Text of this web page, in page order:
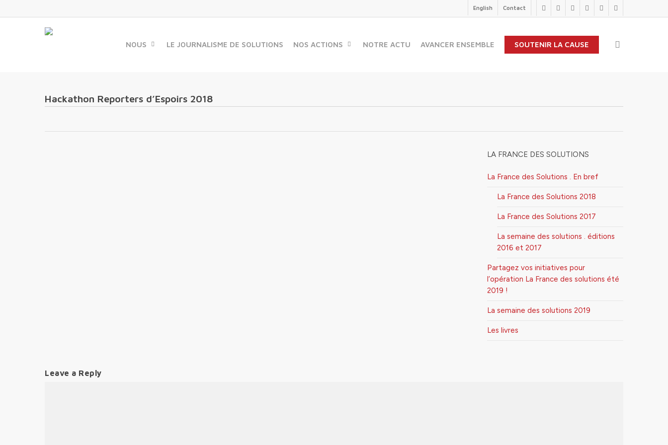
to
twitterfacebooklinkedinyoutubeinstagram
flickr
English Contact
NOUS LE JOURNALISME DE SOLUTIONS NOS ACTIONS NOTRE ACTU AVANCER ENSEMBLE SOUTENIR LA CAUSE
Hackathon Reporters d’Espoirs 2018
LA FRANCE DES SOLUTIONS
La France des Solutions . En bref
La France des Solutions 2018
La France des Solutions 2017
La semaine des solutions . éditions
2016 et 2017
Partagez vos initiatives pour
l’opération La France des solutions été
2019 !
La semaine des solutions 2019
Les livres
Leave a Reply